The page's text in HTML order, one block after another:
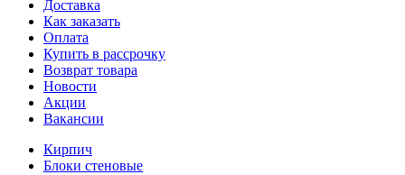
Доставка
Как заказать
Оплата
Купить в рассрочку
Возврат товара
Новости
Акции
Вакансии
Кирпич
Блоки стеновые